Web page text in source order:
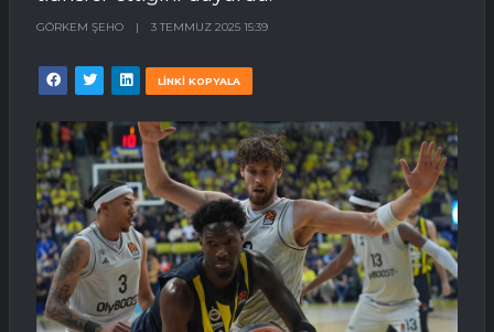
GÖRKEM ŞEHO | 3 TEMMUZ 2025 15:39
LİNKİ KOPYALA